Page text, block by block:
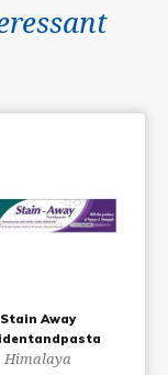
Stain Away
Himalaya